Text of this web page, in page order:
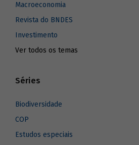
Macroeconomia
Revista do BNDES
Investimento
Ver todos os temas
Séries
Biodiversidade
COP
Estudos especiais